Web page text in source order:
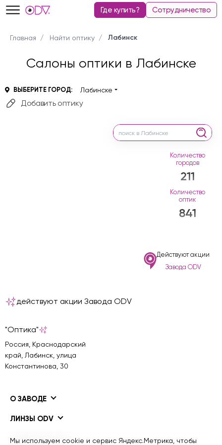
Где купить? Сотрудничество
Главная Найти оптику Лабинск
Салоны оптики в Лабинске
ВЫБЕРИТЕ ГОРОД: Лабинске
Добавить оптику
Количество
городов
211
Количество
оптик
841
Действуют акции
Завода ODV
действуют акции Завода ODV
"Оптика"
Россия, Краснодарский
край, Лабинск, улица
Константинова, 30
О ЗАВОДЕ
ЛИНЗЫ ODV
ПОКРЫТИЯ ODV
Мы используем cookie и сервис Яндекс.Метрика, чтобы